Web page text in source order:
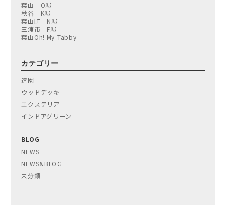
葉山 O邸
秋谷 K邸
葉山町 N邸
三浦市 F邸
葉山Oh! My Tabby
カテゴリー
造園
ウッドデッキ
エクステリア
インドアグリーン
BLOG
NEWS
NEWS&BLOG
未分類